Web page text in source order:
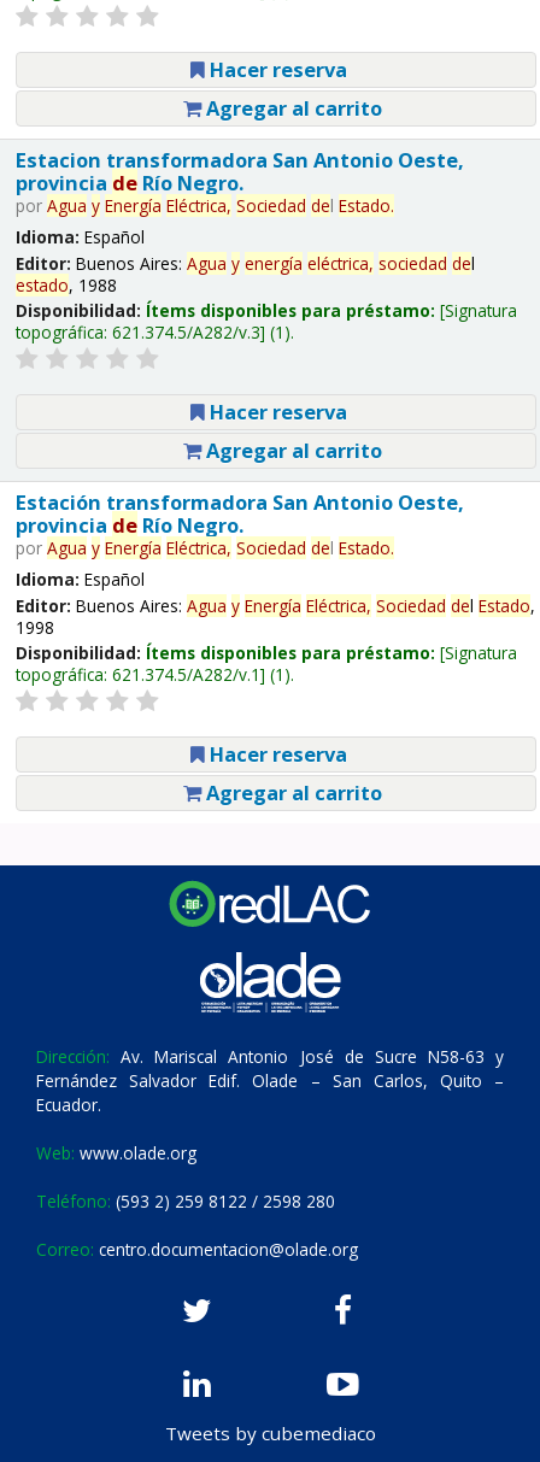
Hacer reserva
Agregar al carrito
Estacion transformadora San Antonio Oeste,
provincia deRío Negro.
por Agua y Energía Eléctrica, Sociedad del Estado.
Idioma: Español
Editor: Buenos Aires: Agua y energía eléctrica, sociedad del
estado, 1988
Disponibilidad: Ítems disponibles para préstamo: Signatura
topográfica: 621.374.5/A282/v.3 (1).
Hacer reserva
Agregar al carrito
Estación transformadora San Antonio Oeste,
provincia deRío Negro.
por Agua y Energía Eléctrica, Sociedad del Estado.
Idioma: Español
Editor: Buenos Aires: Agua y Energía Eléctrica, Sociedad del Estado,
1998
Disponibilidad: Ítems disponibles para préstamo: Signatura
topográfica: 621.374.5/A282/v.1 (1).
Hacer reserva
Agregar al carrito
Dirección: Av. Mariscal Antonio José de Sucre N58-63 y
Fernández Salvador Edif. Olade – San Carlos, Quito –
Ecuador.
Web: www.olade.org
Teléfono: (593 2) 259 8122 / 2598 280
Correo: centro.documentacion@olade.org
Tweets by cubemediaco